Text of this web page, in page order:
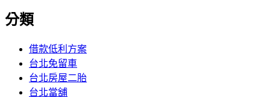
分類
借款低利方案
台北免留車
台北房屋二胎
台北當舖